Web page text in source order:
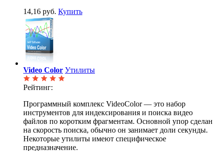
14,16 руб. Купить
Video Color Утилиты
Рейтинг:
Программный комплекс VideoColor — это набор
инструментов для индексирования и поиска видео
файлов по коротким фрагментам. Основной упор сделан
на скорость поиска, обычно он занимает доли секунды.
Некоторые утилиты имеют специфическое
предназначение.